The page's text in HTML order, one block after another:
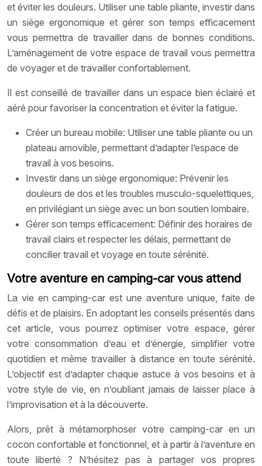
et éviter les douleurs. Utiliser une table pliante, investir dans
un siège ergonomique et gérer son temps efficacement
vous permettra de travailler dans de bonnes conditions.
L’aménagement de votre espace de travail vous permettra
de voyager et de travailler confortablement.
Il est conseillé de travailler dans un espace bien éclairé et
aéré pour favoriser la concentration et éviter la fatigue.
Créer un bureau mobile: Utiliser une table pliante ou un
plateau amovible, permettant d’adapter l’espace de
travail à vos besoins.
Investir dans un siège ergonomique: Prévenir les
douleurs de dos et les troubles musculo-squelettiques,
en privilégiant un siège avec un bon soutien lombaire.
Gérer son temps efficacement: Définir des horaires de
travail clairs et respecter les délais, permettant de
concilier travail et voyage en toute sérénité.
Votre aventure en camping-car vous attend
La vie en camping-car est une aventure unique, faite de
défis et de plaisirs. En adoptant les conseils présentés dans
cet article, vous pourrez optimiser votre espace, gérer
votre consommation d’eau et d’énergie, simplifier votre
quotidien et même travailler à distance en toute sérénité.
L’objectif est d’adapter chaque astuce à vos besoins et à
votre style de vie, en n’oubliant jamais de laisser place à
l’improvisation et à la découverte.
Alors, prêt à métamorphoser votre camping-car en un
cocon confortable et fonctionnel, et à partir à l’aventure en
toute liberté ? N’hésitez pas à partager vos propres